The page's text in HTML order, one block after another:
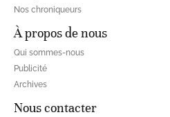
Nos chroniqueurs
À propos de nous
Qui sommes-nous
Publicité
Archives
Nous contacter